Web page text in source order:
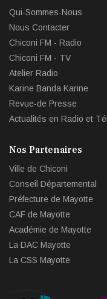
Qui-Sommes-Nous
Nous Contacter
Chiconi FM - Radio
Chiconi FM - TV
Atelier Radio
Karine Banda Karine
Revue-de Presse
Actualités en Radio et
Nos Partenaires
Ville de Chiconi
Conseil Départemental
Préfecture de Mayotte
CAF de Mayotte
Académie de Mayotte
La DAC Mayotte
La CSS Mayotte